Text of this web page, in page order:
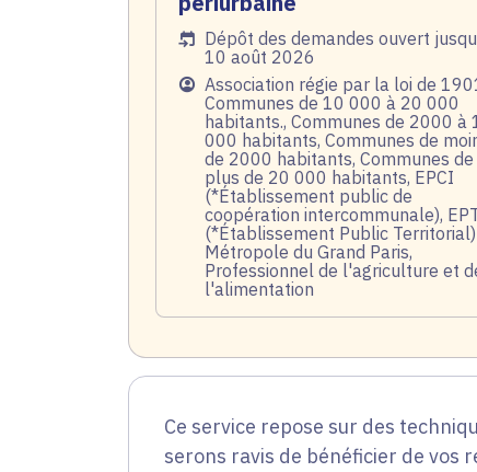
Date de l'arrêté
Dépôt des demandes ouvert
10 août 2026
PublicAssociation régie par la loi de
Communes de 10 000 à 20 000
habitants., Communes de 2000 à
000 habitants, Communes de
de 2000 habitants, Communes de
plus de 20 000 habitants, EPCI
(*Établissement public de
coopération intercommunale),
(*Établissement Public
Métropole du Grand Paris,
Professionnel de l'agriculture et
l'alimentation
Ce service repose sur des
serons ravis de bénéficier de vos